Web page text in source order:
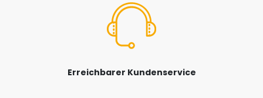
Erreichbarer Kundenservice